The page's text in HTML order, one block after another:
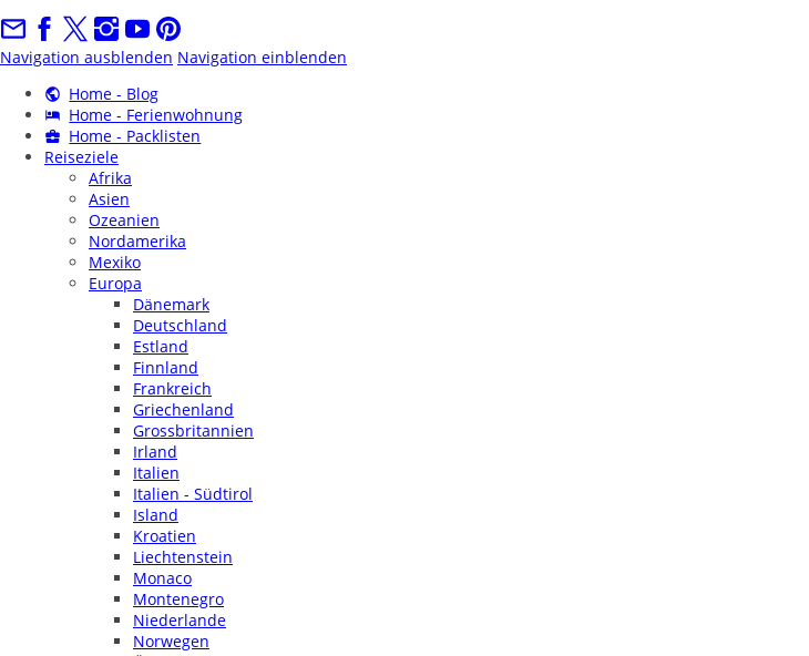
Navigation ausblenden Navigation einblenden
Home - Blog
Home - Ferienwohnung
Home - Packlisten
Reiseziele
Afrika
Asien
Ozeanien
Nordamerika
Mexiko
Europa
Dänemark
Deutschland
Estland
Finnland
Frankreich
Griechenland
Grossbritannien
Irland
Italien
Italien - Südtirol
Island
Kroatien
Liechtenstein
Monaco
Montenegro
Niederlande
Norwegen